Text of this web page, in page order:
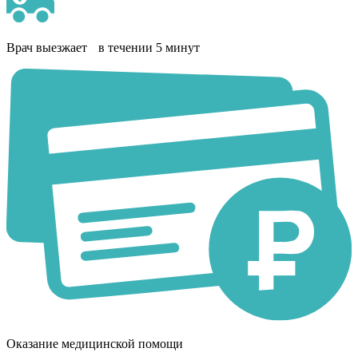
Врач выезжает в течении 5 минут
Оказание медицинской помощи